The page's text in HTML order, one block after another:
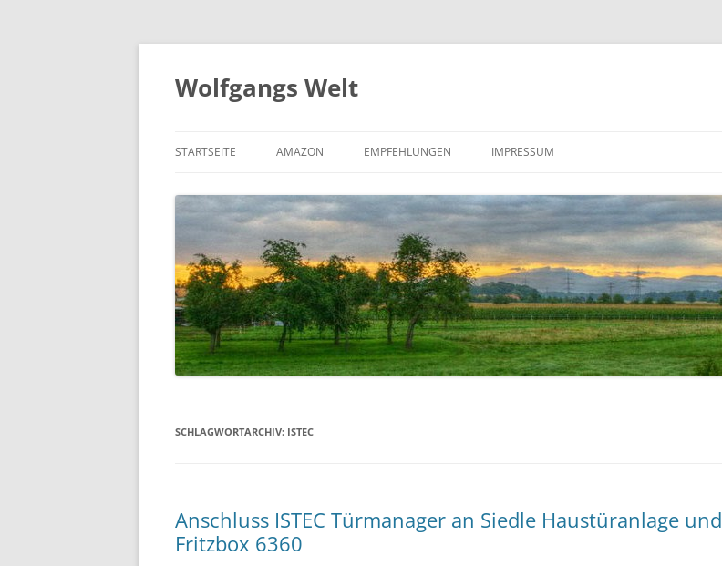
Zum
springen
Wolfgangs Welt
STARTSEITE AMAZON EMPFEHLUNGEN IMPRESSUM
SCHLAGWORTARCHIV: ISTEC
Anschluss ISTEC Türmanager an Siedle Haustüranlage und
Fritzbox 6360